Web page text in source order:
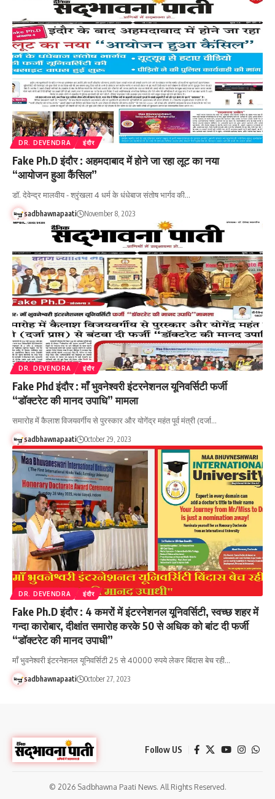
DR. DEVENDRA इंदौर
Fake Ph.D इंदौर : अहमदाबाद में होने जा रहा लूट का नया
“आयोजन हुआ कैंसिल”
डॉ. देवेन्द्र मालवीय - श्रृंखला 4 धर्म के धंधेबाज संतोष भार्गव की…
sadbhawnapaati November 8, 2023
DR. DEVENDRA इंदौर
Fake Phd इंदौर : माँ भुवनेश्वरी इंटरनेशनल यूनिवर्सिटी फर्जी
“डॉक्टरेट की मानद उपाधि” मामला
समारोह में कैलाश विजयवर्गीय से पुरस्कार और योगेंद्र महंत पूर्व मंत्री (दर्जा…
sadbhawnapaati October 29, 2023
DR. DEVENDRA इंदौर
Fake Ph.D इंदौर : 4 कमरों में इंटरनेशनल यूनिवर्सिटी, स्वच्छ शहर में
गन्दा कारोबार, दीक्षांत समारोह करके 50 से अधिक को बांट दी फर्जी
“डॉक्टरेट की मानद उपाधी”
माँ भुवनेश्वरी इंटरनेशनल यूनिवर्सिटी 25 से 40000 रुपये लेकर बिंदास बेच रही…
sadbhawnapaati October 27, 2023
Follow US
© 2026 Sadbhawna Paati News. All Rights Reserved.